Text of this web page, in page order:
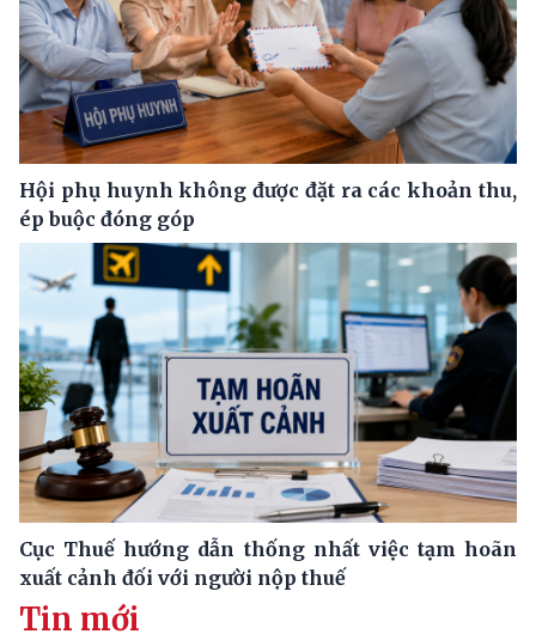
Hội phụ huynh không được đặt ra các khoản thu,
ép buộc đóng góp
Cục Thuế hướng dẫn thống nhất việc tạm hoãn
xuất cảnh đối với người nộp thuế
Tin mới